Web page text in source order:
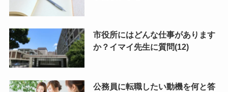
市役所にはどんな仕事があります
か？イマイ先生に質問(12)
公務員に転職したい動機を何と答